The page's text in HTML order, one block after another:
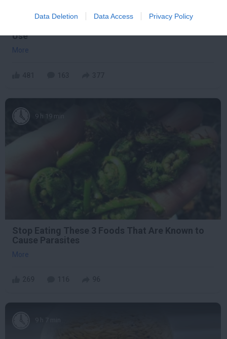
Data Deletion Data Access Privacy Policy
Use
More
9 h 19 min
Stop Eating These 3 Foods That Are Known to
Cause Parasites
More